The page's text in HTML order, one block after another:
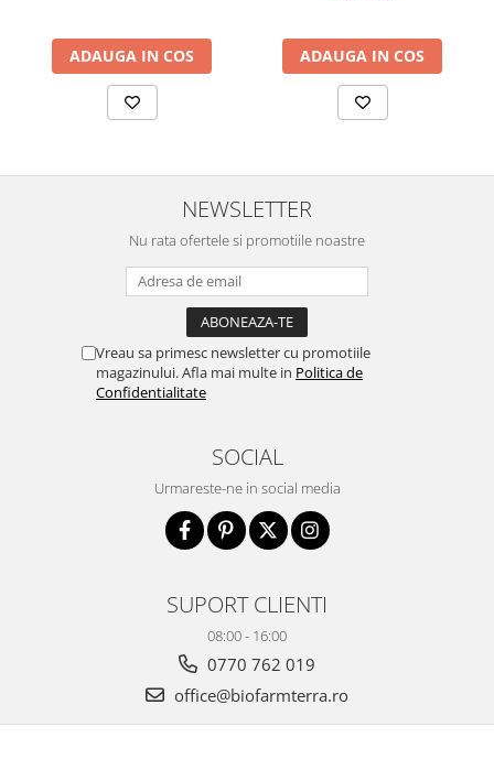
ADAUGA IN COS ADAUGA IN COS
NEWSLETTER
Nu rata ofertele si promotiile noastre
Vreau sa primesc newsletter cu promotiile
magazinului. Afla mai multe in Politica de
Confidentialitate
SOCIAL
Urmareste-ne in social media
SUPORT CLIENTI
08:00 - 16:00
0770 762 019
office@biofarmterra.ro